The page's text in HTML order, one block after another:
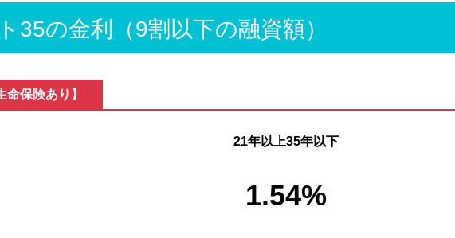
35の金利（9割以下の融資額）
命保険あり】
21年以上35年以下
1.54%